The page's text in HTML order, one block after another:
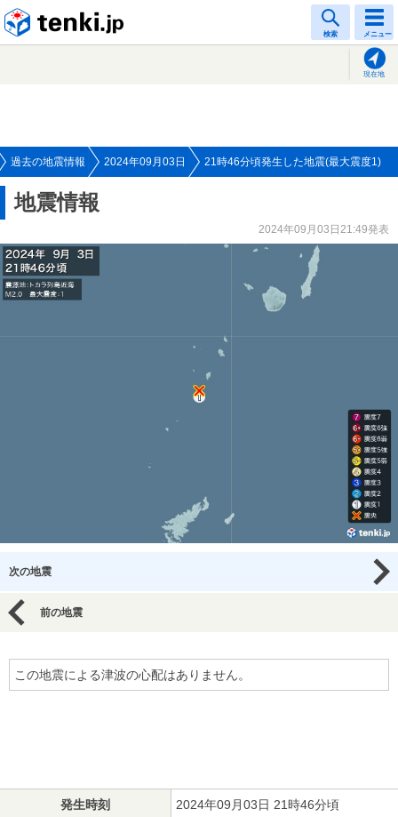
検索 メニュー
現在地
過去の地震情報 2024年09月03日 21時46分頃発生した地震(最大震度1)
地震情報
2024年09月03日21:49発表
次の地震
前の地震
この地震による津波の心配はありません。
発生時刻 2024年09月03日 21時46分頃